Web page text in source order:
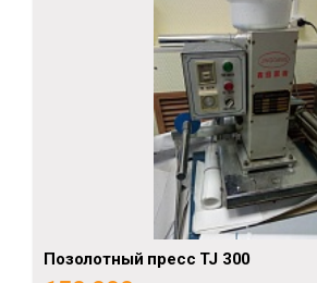
Позолотный пресс TJ 300